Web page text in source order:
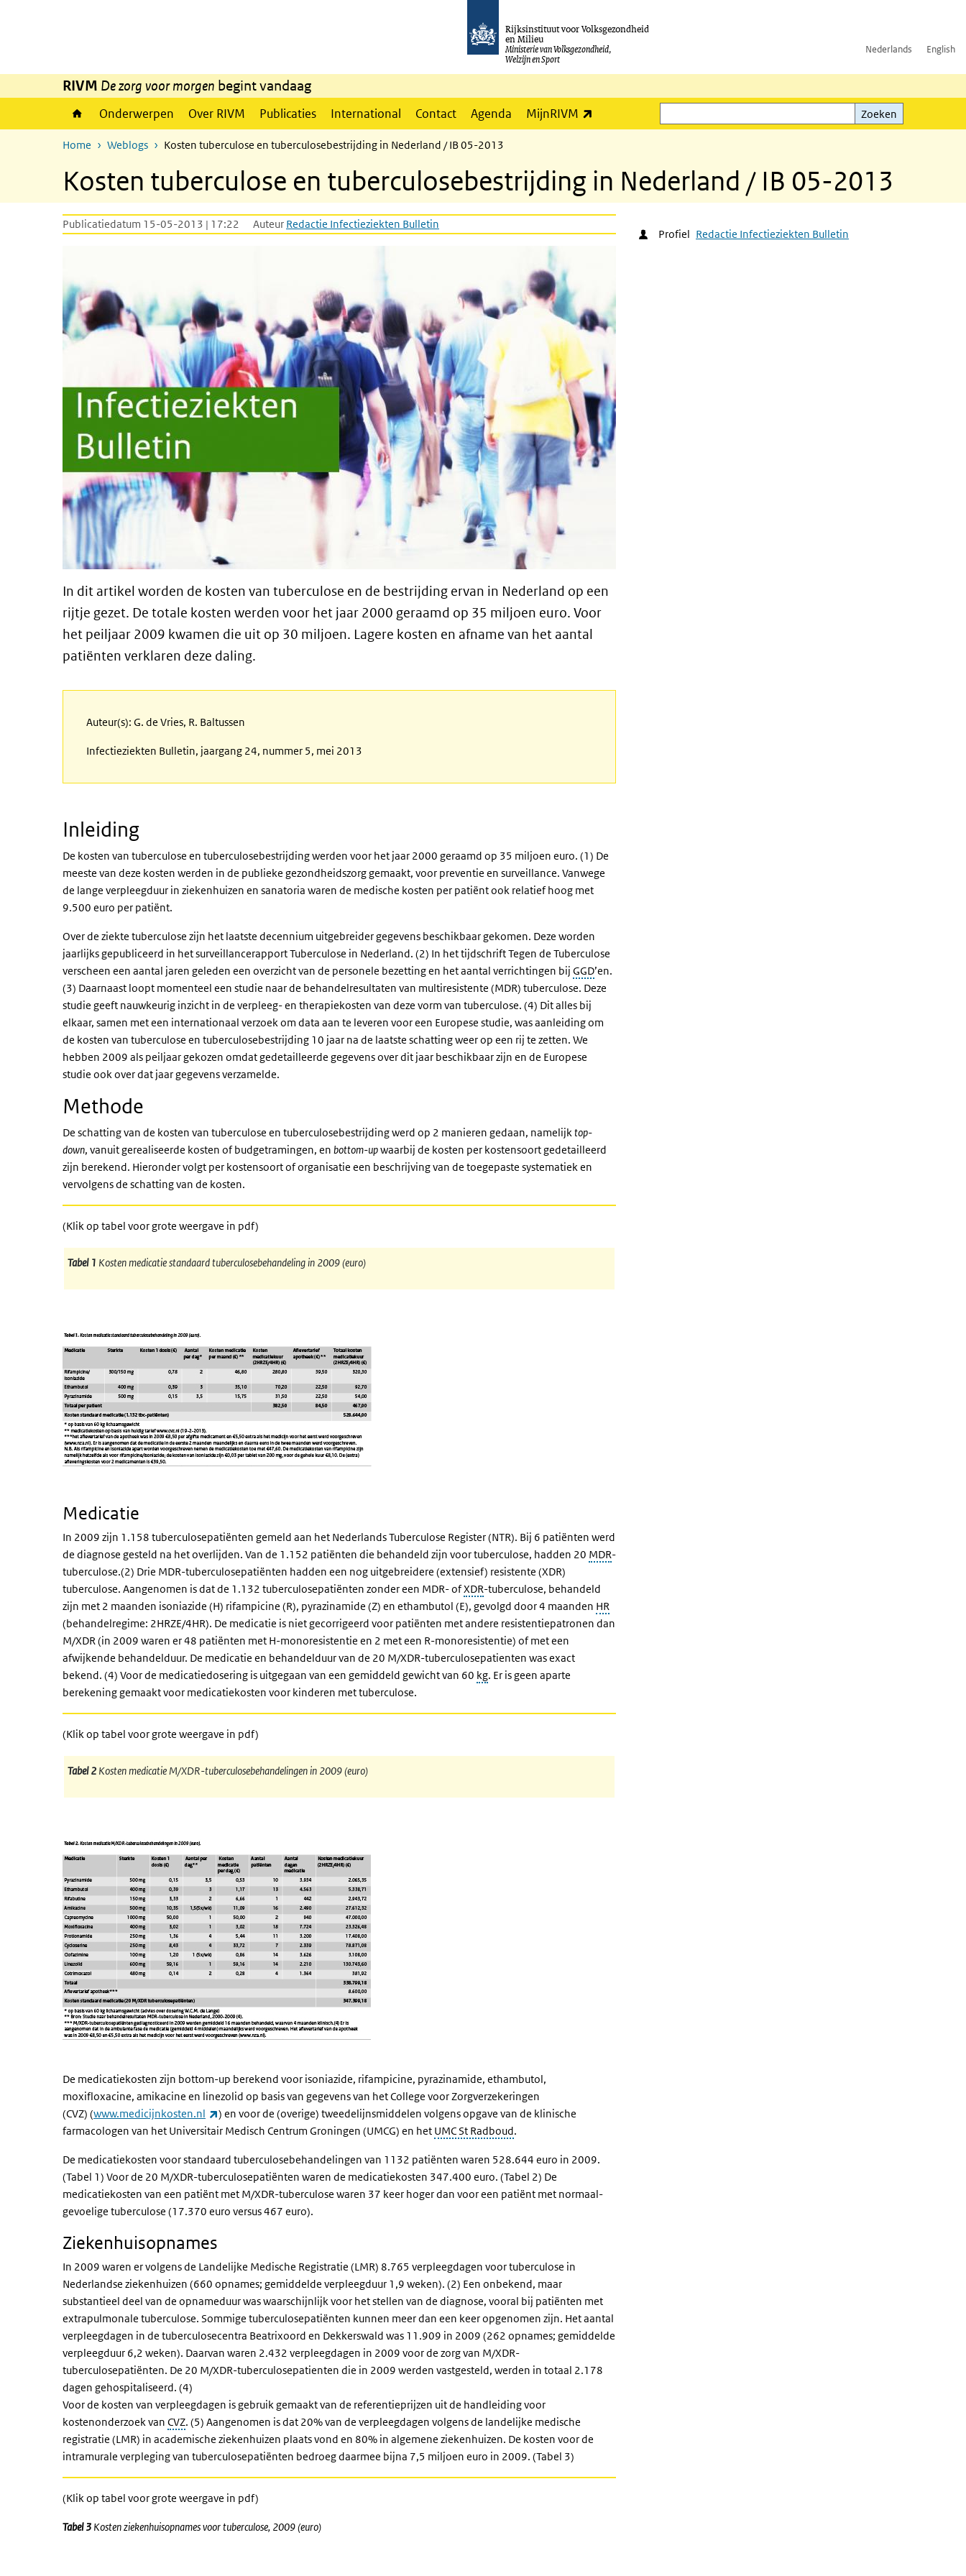
Rijksinstituut voor Volksgezondheid
en Milieu
Ministerie van Volksgezondheid,
Welzijn en Sport
Nederlands English
RIVM De zorg voor morgen begint vandaag
Onderwerpen Over RIVM Publicaties International Contact Agenda MijnRIVM
Zoeken
Zoeken
Home Weblogs Kosten tuberculose en tuberculosebestrijding in Nederland / IB 05-2013
Kosten tuberculose en tuberculosebestrijding in Nederland / IB 05-2013
Publicatiedatum 15-05-2013 | 17:22 Auteur Redactie Infectieziekten Bulletin
In dit artikel worden de kosten van tuberculose en de bestrijding ervan in Nederland op een
rijtje gezet. De totale kosten werden voor het jaar 2000 geraamd op 35 miljoen euro. Voor
het peiljaar 2009 kwamen die uit op 30 miljoen. Lagere kosten en afname van het aantal
patiënten verklaren deze daling.
Auteur(s): G. de Vries, R. Baltussen
Infectieziekten Bulletin, jaargang 24, nummer 5, mei 2013
Inleiding
De kosten van tuberculose en tuberculosebestrijding werden voor het jaar 2000 geraamd op 35 miljoen euro. (1) De
meeste van deze kosten werden in de publieke gezondheidszorg gemaakt, voor preventie en surveillance. Vanwege
de lange verpleegduur in ziekenhuizen en sanatoria waren de medische kosten per patiënt ook relatief hoog met
9.500 euro per patiënt.
Over de ziekte tuberculose zijn het laatste decennium uitgebreider gegevens beschikbaar gekomen. Deze worden
jaarlijks gepubliceerd in het surveillancerapport Tuberculose in Nederland. (2) In het tijdschrift Tegen de Tuberculose
verscheen een aantal jaren geleden een overzicht van de personele bezetting en het aantal verrichtingen bij GGD’en.
(3) Daarnaast loopt momenteel een studie naar de behandelresultaten van multiresistente (MDR) tuberculose. Deze
studie geeft nauwkeurig inzicht in de verpleeg- en therapiekosten van deze vorm van tuberculose. (4) Dit alles bij
elkaar, samen met een internationaal verzoek om data aan te leveren voor een Europese studie, was aanleiding om
de kosten van tuberculose en tuberculosebestrijding 10 jaar na de laatste schatting weer op een rij te zetten. We
hebben 2009 als peiljaar gekozen omdat gedetailleerde gegevens over dit jaar beschikbaar zijn en de Europese
studie ook over dat jaar gegevens verzamelde.
Methode
De schatting van de kosten van tuberculose en tuberculosebestrijding werd op 2 manieren gedaan, namelijktop-
down, vanuit gerealiseerde kosten of budgetramingen, en bottom-upwaarbij de kosten per kostensoort gedetailleerd
zijn berekend. Hieronder volgt per kostensoort of organisatie een beschrijving van de toegepaste systematiek en
vervolgens de schatting van de kosten.
(Klik op tabel voor grote weergave in pdf)
Tabel 1 Kosten medicatie standaard tuberculosebehandeling in 2009 (euro)
Medicatie
In 2009 zijn 1.158 tuberculosepatiënten gemeld aan het Nederlands Tuberculose Register (NTR). Bij 6 patiënten werd
de diagnose gesteld na het overlijden. Van de 1.152 patiënten die behandeld zijn voor tuberculose, hadden 20 MDR-
tuberculose.(2) Drie MDR-tuberculosepatiënten hadden een nog uitgebreidere (extensief) resistente (XDR)
tuberculose. Aangenomen is dat de 1.132 tuberculosepatiënten zonder een MDR- ofXDR-tuberculose, behandeld
zijn met 2 maanden isoniazide (H) rifampicine (R), pyrazinamide (Z) en ethambutol (E), gevolgd door 4 maanden HR
(behandelregime: 2HRZE/4HR). De medicatie is niet gecorrigeerd voor patiënten met andere resistentiepatronen dan
M/XDR (in 2009 waren er 48 patiënten met H-monoresistentie en 2 met een R-monoresistentie) of met een
afwijkende behandelduur. De medicatie en behandelduur van de 20 M/XDR-tuberculosepatienten was exact
bekend. (4) Voor de medicatiedosering is uitgegaan van een gemiddeld gewicht van 60 kg. Er is geen aparte
berekening gemaakt voor medicatiekosten voor kinderen met tuberculose.
(Klik op tabel voor grote weergave in pdf)
Tabel 2Kosten medicatie M/XDR-tuberculosebehandelingen in 2009 (euro)
De medicatiekosten zijn bottom-up berekend voor isoniazide, rifampicine, pyrazinamide, ethambutol,
moxifloxacine, amikacine en linezolid op basis van gegevens van het College voor Zorgverzekeringen
(CVZ) (www.medicijnkosten.nl (externe link)
) en voor de (overige) tweedelijnsmiddelen volgens opgave van de klinische
farmacologen van het Universitair Medisch Centrum Groningen (UMCG) en het UMC St Radboud.
De medicatiekosten voor standaard tuberculosebehandelingen van 1132 patiënten waren 528.644 euro in 2009.
(Tabel 1) Voor de 20 M/XDR-tuberculosepatiënten waren de medicatiekosten 347.400 euro. (Tabel 2) De
medicatiekosten van een patiënt met M/XDR-tuberculose waren 37 keer hoger dan voor een patiënt met normaal-
gevoelige tuberculose (17.370 euro versus 467 euro).
Ziekenhuisopnames
In 2009 waren er volgens de Landelijke Medische Registratie (LMR) 8.765 verpleegdagen voor tuberculose in
Nederlandse ziekenhuizen (660 opnames; gemiddelde verpleegduur 1,9 weken). (2) Een onbekend, maar
substantieel deel van de opnameduur was waarschijnlijk voor het stellen van de diagnose, vooral bij patiënten met
extrapulmonale tuberculose. Sommige tuberculosepatiënten kunnen meer dan een keer opgenomen zijn. Het aantal
verpleegdagen in de tuberculosecentra Beatrixoord en Dekkerswald was 11.909 in 2009 (262 opnames; gemiddelde
verpleegduur 6,2 weken). Daarvan waren 2.432 verpleegdagen in 2009 voor de zorg van M/XDR-
tuberculosepatiënten. De 20 M/XDR-tuberculosepatienten die in 2009 werden vastgesteld, werden in totaal 2.178
dagen gehospitaliseerd. (4)
Voor de kosten van verpleegdagen is gebruik gemaakt van de referentieprijzen uit de handleiding voor
kostenonderzoek van CVZ. (5) Aangenomen is dat 20% van de verpleegdagen volgens de landelijke medische
registratie (LMR) in academische ziekenhuizen plaats vond en 80% in algemene ziekenhuizen. De kosten voor de
intramurale verpleging van tuberculosepatiënten bedroeg daarmee bijna 7,5 miljoen euro in 2009. (Tabel 3)
(Klik op tabel voor grote weergave in pdf)
Tabel 3 Kosten ziekenhuisopnames voor tuberculose, 2009 (euro)
Profiel Redactie Infectieziekten Bulletin